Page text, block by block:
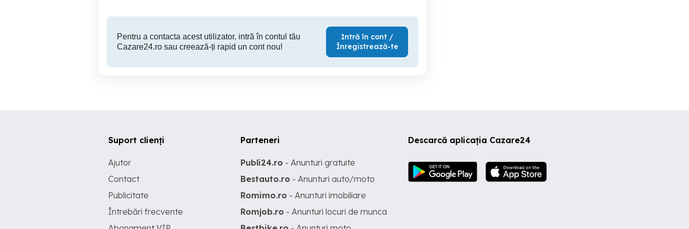
Pentru a contacta acest utilizator, intră în contul tău
Cazare24.ro sau creează-ți rapid un cont nou!
Intră în cont /
Înregistrează-te
Descarcă aplicația Cazare24
Suport clienți
Ajutor
Contact
Publicitate
Întrebări frecvente
Parteneri
Publi24.ro - Anunturi gratuite
Bestauto.ro - Anunturi auto/moto
Romimo.ro - Anunturi imobiliare
Romjob.ro - Anunturi locuri de munca